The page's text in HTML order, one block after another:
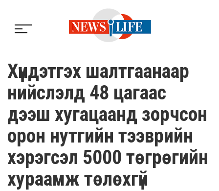
Хүндэтгэх шалтгаанаар
нийслэлд 48 цагаас
дээш хугацаанд зорчсон
орон нутгийн тээврийн
хэрэгсэл 5000 төгрөгийн
хураамж төлөхгүй